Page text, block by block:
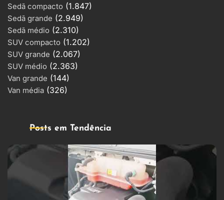
Sedã compacto (1.847)
Sedã grande (2.949)
Sedã médio (2.310)
SUV compacto (1.202)
SUV grande (2.067)
SUV médio (2.363)
Van grande (144)
Van média (326)
Posts em Tendência